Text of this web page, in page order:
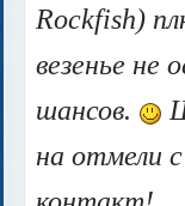
Rockfish)
везенье не
шансов.
на отмели